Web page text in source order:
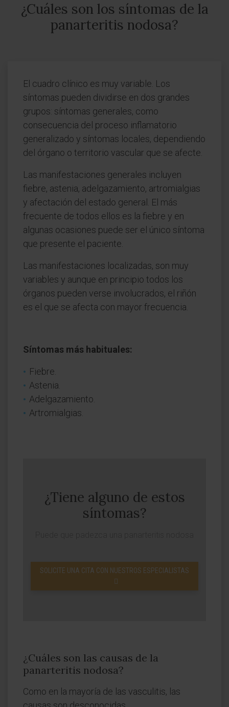
¿Cuáles son los síntomas de la
panarteritis nodosa?
El cuadro clínico es muy variable. Los
síntomas pueden dividirse en dos grandes
grupos: síntomas generales, como
consecuencia del proceso inflamatorio
generalizado y síntomas locales, dependiendo
del órgano o territorio vascular que se afecte.
Las manifestaciones generales incluyen
fiebre, astenia, adelgazamiento, artromialgias
y afectación del estado general. El más
frecuente de todos ellos es la fiebre y en
algunas ocasiones puede ser el único síntoma
que presente el paciente.
Las manifestaciones localizadas, son muy
variables y aunque en principio todos los
órganos pueden verse involucrados, el riñón
es el que se afecta con mayor frecuencia.
Síntomas más habituales:
Fiebre.
Astenia.
Adelgazamiento.
Artromialgias.
¿Tiene alguno de estos
síntomas?
SOLICITE UNA CITA CON NUESTROS ESPECIALISTAS
¿Cuáles son las causas de la
panarteritis nodosa?
Como en la mayoría de las vasculitis, las